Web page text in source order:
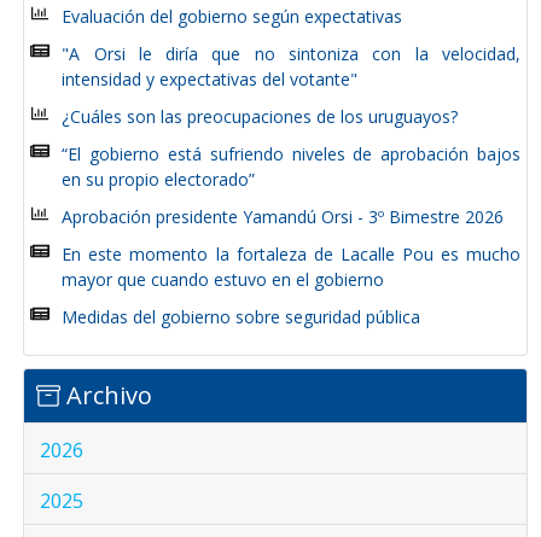
Evaluación del gobierno según expectativas
"A Orsi le diría que no sintoniza con la velocidad,
intensidad y expectativas del votante"
¿Cuáles son las preocupaciones de los uruguayos?
“El gobierno está sufriendo niveles de aprobación bajos
en su propio electorado”
Aprobación presidente Yamandú Orsi - 3º Bimestre 2026
En este momento la fortaleza de Lacalle Pou es mucho
mayor que cuando estuvo en el gobierno
Medidas del gobierno sobre seguridad pública
Archivo
2026
2025